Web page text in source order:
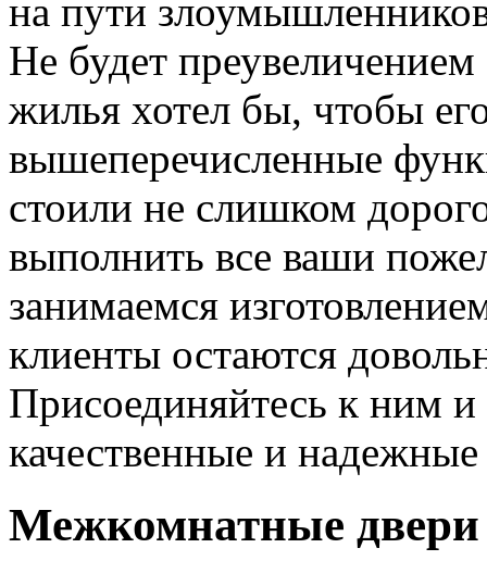
на пути
Не будет
жилья хотел бы, чтобы
вышеперечисленные
стоили не слишком
выполнить все ваши
занимаемся
клиенты остаются
Присоединяйтесь к ним
качественные и
Межкомнатные двери